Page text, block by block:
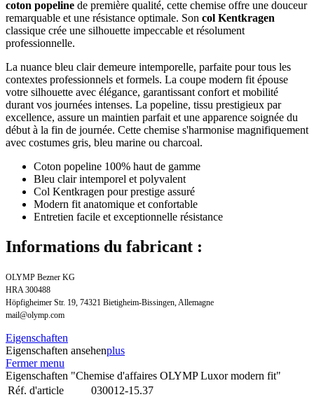
coton popeline de première qualité, cette chemise offre une douceur
remarquable et une résistance optimale. Son col Kentkragen
classique crée une silhouette impeccable et résolument
professionnelle.
La nuance bleu clair demeure intemporelle, parfaite pour tous les
contextes professionnels et formels. La coupe modern fit épouse
votre silhouette avec élégance, garantissant confort et mobilité
durant vos journées intenses. La popeline, tissu prestigieux par
excellence, assure un maintien parfait et une apparence soignée du
début à la fin de journée. Cette chemise s'harmonise magnifiquement
avec costumes gris, bleu marine ou charcoal.
Coton popeline 100% haut de gamme
Bleu clair intemporel et polyvalent
Col Kentkragen pour prestige assuré
Modern fit anatomique et confortable
Entretien facile et exceptionnelle résistance
Informations du fabricant :
OLYMP Bezner KG
HRA 300488
Höpfigheimer Str. 19, 74321 Bietigheim-Bissingen, Allemagne
mail@olymp.com
Eigenschaften
Eigenschaften ansehenplus
Fermer menu
Eigenschaften "Chemise d'affaires OLYMP Luxor modern fit"
Réf. d'article
030012-15.37